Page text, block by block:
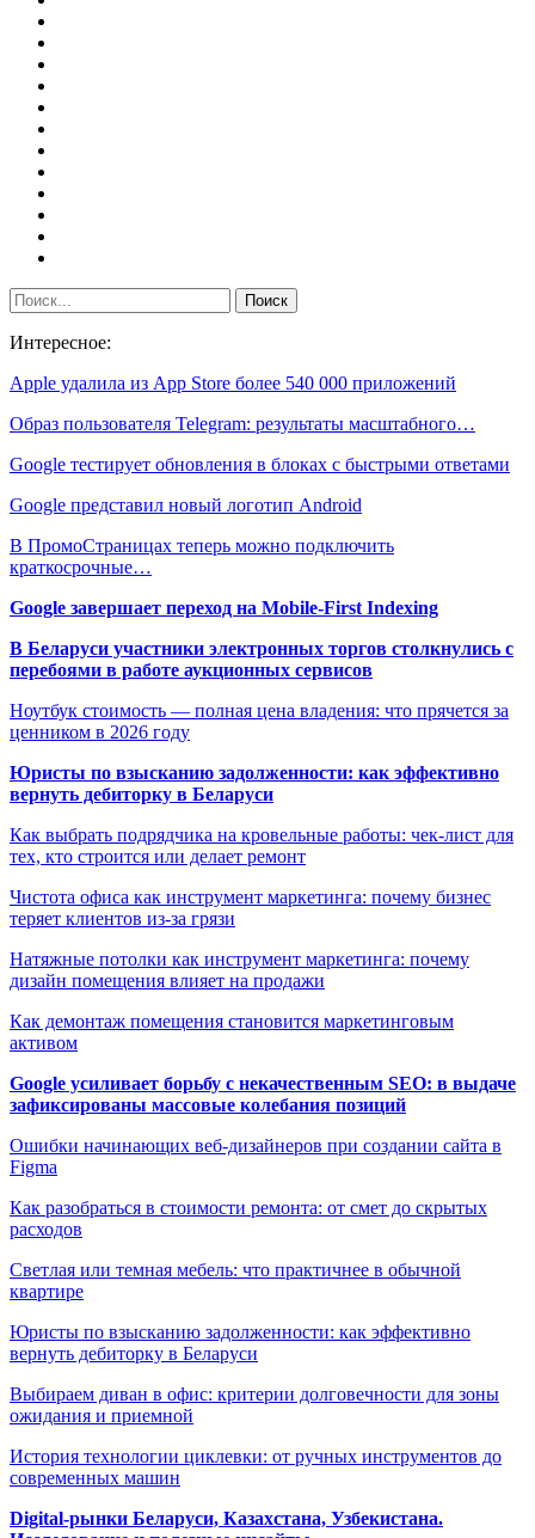
Интересное:
Apple удалила из App Store более 540 000 приложений
Образ пользователя Telegram: результаты масштабного…
Google тестирует обновления в блоках с быстрыми ответами
Google представил новый логотип Android
В ПромоСтраницах теперь можно подключить
краткосрочные…
Google завершает переход на Mobile-First Indexing
В Беларуси участники электронных торгов столкнулись с
перебоями в работе аукционных сервисов
Ноутбук стоимость — полная цена владения: что прячется за
ценником в 2026 году
Юристы по взысканию задолженности: как эффективно
вернуть дебиторку в Беларуси
Как выбрать подрядчика на кровельные работы: чек-лист для
тех, кто строится или делает ремонт
Чистота офиса как инструмент маркетинга: почему бизнес
теряет клиентов из-за грязи
Натяжные потолки как инструмент маркетинга: почему
дизайн помещения влияет на продажи
Как демонтаж помещения становится маркетинговым
активом
Google усиливает борьбу с некачественным SEO: в выдаче
зафиксированы массовые колебания позиций
Ошибки начинающих веб-дизайнеров при создании сайта в
Figma
Как разобраться в стоимости ремонта: от смет до скрытых
расходов
Светлая или темная мебель: что практичнее в обычной
квартире
Юристы по взысканию задолженности: как эффективно
вернуть дебиторку в Беларуси
Выбираем диван в офис: критерии долговечности для зоны
ожидания и приемной
История технологии циклевки: от ручных инструментов до
современных машин
Digital-рынки Беларуси, Казахстана, Узбекистана.